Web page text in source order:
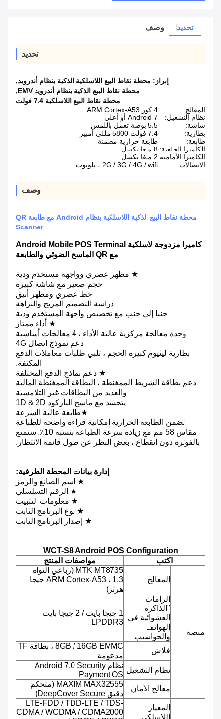
تحديد وصف
تحديد
إبراز: محطة نقاط البيع اللاسلكية الذكية بنظام أندرويد,
محطة نقاط البيع الذكية بنظام أندرويد EMV
,
محطة نقاط البيع اللاسلكية 7.4 فولت
المعالج:
4 كور ARM Cortex-A53
نظام التشغيل:
Android 7 أو أعلى
شاشة:
5.5 بوصة تعمل باللمس
بطارية:
7.4 فولت 5800 مللي أمبير
طابعة:
طابعة حرارية مضمنة
الكاميرا الخلفية: 8 ميغا بكسل
الكاميرا الأمامية:2 ميغا بكسل
الاتصالات:
2G / 3G / 4G / wifi ، بلوتوث
وصف
محطة نقاط البيع الذكية اللاسلكية بنظام Android مع طابعة QR
Scanner
كاميرا مزدوجة لاسلكية Android Mobile POS Terminal
مع QR الماسح الضوئي والطابعة
★ مظهر عصري وواجهة مستخدم ودية
حجم صغير مع شاشة كبيرة
خط عصري ومظهر أنيق
دراسة التصميم المريح والنزاهة
جنبا إلى جنب مع تخصيص واجهة المستخدم ودية
★ أداء ممتاز
وحدة معالجة مركزية عالية الأداء ، 4 معالجات أساسية
دعم نموذج اتصال 4G
بطارية ليثيوم كبيرة الحجم ، تلبي طلبات معاملات الدفع
المكثفة.
★ دعم نماذج الدفع المختلفة
دعم بطاقة الشريط الممغنطة ، البطاقة الممغنطة المالية
والعديد من البطاقات غير التلامسية
يتجسد مع ماسح الباركود 1D & 2D
★طابعة عالية السرعة
تضمن الطابعة الحرارية إمكانية قراءة واضحة للطباعة
مقاس 58 مم مع زيادة سرعة الطباعة بنسبة 10٪.استمتع
بالفوترة دون انقطاع ، بغض النظر عن طول قائمة الانتظار.
إدارة بيانات المحطة الطرفية:
★ اسم الصانع والرمز
★ الرقم التسلسلي
★ معلومات التثبيت
★ نوع البرنامج الثابت
★ إصدار البرنامج الثابت
WCT-S8 Android POS Configuration
اكتب
مواصفات المنتج
منصة
المعالج
MTK MT8735 (رباعي النواة
ARM Cortex-A53 ، 1.3 جيجا
هرتز)
الرامات
"الذاكرة
العشوائية في
الهواتف
والحواسيب
1 جيجا بايت / 2 جيجا بايت
LPDDR3
فلاش
8GB / 16GB EMMC ، بطاقة TF
مدعومة
نظام التشغيل
نظام Android 7.0 Security
Payment OS
معالج الأمان
MAXIM MAX32555 (متحكم
دقيق DeepCover Secure)
المعيار
اللاسلكي
LTE-FDD / TDD-LTE / TDS-
CDMA / WCDMA / CDMA2000